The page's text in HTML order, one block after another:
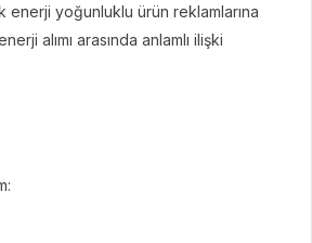
enerji yoğunluklu ürün reklamlarına
alımı arasında anlamlı ilişki